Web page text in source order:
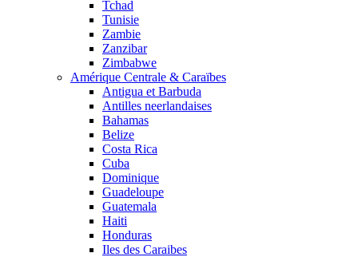
Tchad
Tunisie
Zambie
Zanzibar
Zimbabwe
Amérique Centrale & Caraïbes
Antigua et Barbuda
Antilles neerlandaises
Bahamas
Belize
Costa Rica
Cuba
Dominique
Guadeloupe
Guatemala
Haiti
Honduras
Iles des Caraibes